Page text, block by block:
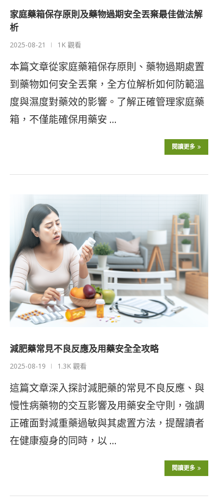
家庭藥箱保存原則及藥物過期安全丟棄最佳做法解
析
2025-08-21 1K 觀看
本篇文章從家庭藥箱保存原則、藥物過期處置
到藥物如何安全丟棄，全方位解析如何防範溫
度與濕度對藥效的影響。了解正確管理家庭藥
箱，不僅能確保用藥安 …
閱讀更多
減肥藥常見不良反應及用藥安全全攻略
2025-08-19 1.3K 觀看
這篇文章深入探討減肥藥的常見不良反應、與
慢性病藥物的交互影響及用藥安全守則，強調
正確面對減重藥過敏與其處置方法，提醒讀者
在健康瘦身的同時，以 …
閱讀更多